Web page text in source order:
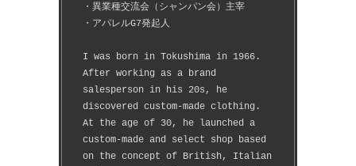
・異業種交流会（シャンパン会）主宰
・アパレルG7発起人
I was born in Tokushima in 1966.
After working as a brand
salesperson in his 20s, he
discovered custom-made clothing.
At the age of 30, he launched a
custom-made and select shop based
on the concept of British, Italian